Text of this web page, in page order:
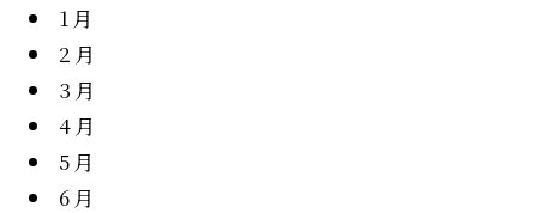
1月
2月
3月
4月
5月
6月